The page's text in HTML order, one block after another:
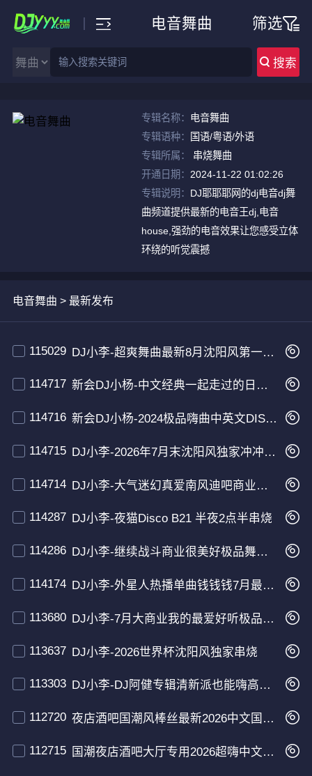
搜索
电音舞曲 筛选
专辑名称： 电音舞曲
专辑语种：
国语/粤语/外语
专辑所属：
串烧舞曲
开通日期： 2024-11-22 01:02:26
专辑说明： DJ耶耶耶网的dj电音dj舞
曲频道提供最新的电音王dj,电音
house,强劲的电音效果让您感受立体
环绕的听觉震撼
电音舞曲 > 最新发布
115029 DJ小李-超爽舞曲最新8月沈阳风第一张专辑
114717 新会DJ小杨-中文经典一起走过的日子Disco串烧
114716 新会DJ小杨-2024极品嗨曲中英文DISCO串烧
114715 DJ小李-2026年7月末沈阳风独家冲冲冲串烧
114714 DJ小李-大气迷幻真爱南风迪吧商业复古串烧
114287 DJ小李-夜猫Disco B21 半夜2点半串烧
114286 DJ小李-继续战斗商业很美好极品舞曲串烧
114174 DJ小李-外星人热播单曲钱钱钱7月最新串烧
113680 DJ小李-7月大商业我的最爱好听极品超爽舞曲串烧
113637 DJ小李-2026世界杯沈阳风独家串烧
113303 DJ小李-DJ阿健专辑清新派也能嗨高速带你飙车珍藏版
112720 夜店酒吧国潮风棒丝最新2026中文国语Bounce
112715 国潮夜店酒吧大厅专用2026超嗨中文国语Bounce